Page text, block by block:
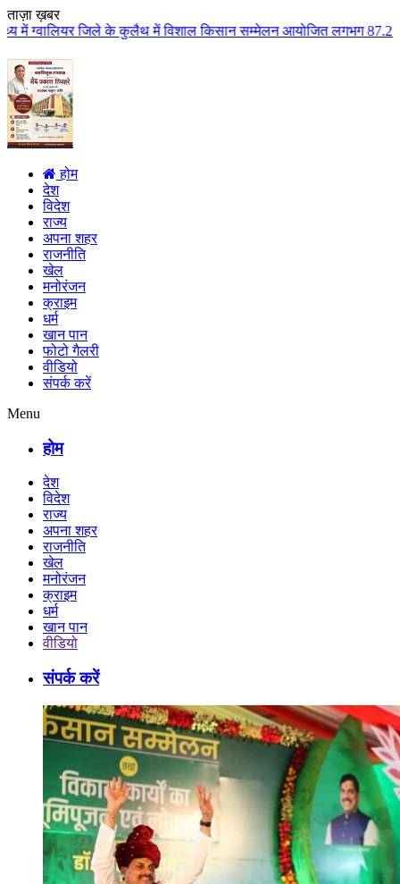
ताज़ा ख़बर
विशाल किसान सम्मेलन आयोजित लगभग 87.21 करोड़ लागत के 41
होम
देश
विदेश
राज्य
अपना शहर
राजनीति
खेल
मनोरंजन
क्राइम
धर्म
खान पान
फोटो गैलरी
वीडियो
संपर्क करें
Menu
होम
देश
विदेश
राज्य
अपना शहर
राजनीति
खेल
मनोरंजन
क्राइम
धर्म
खान पान
वीडियो
संपर्क करें